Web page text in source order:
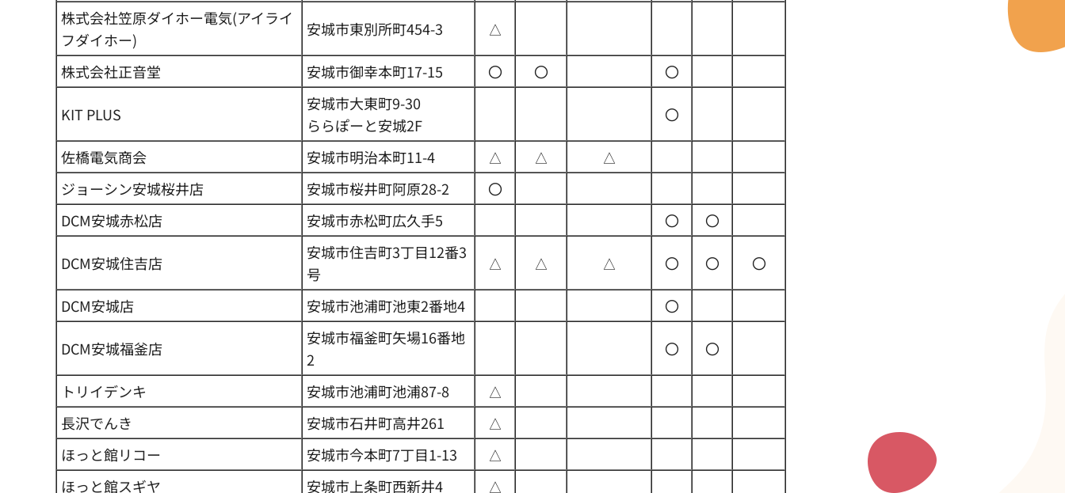
株式会社笠原ダイホー電気(アイライ
フダイホー)
安城市東別所町454-3 △
株式会社正音堂 安城市御幸本町17-15 〇 〇 〇
KIT PLUS
安城市大東町9-30
ららぽーと安城2F
〇
佐橋電気商会 安城市明治本町11-4 △ △
△
ジョーシン安城桜井店
安城市桜井町阿原28-2
〇
DCM安城赤松店
安城市赤松町広久手5 〇 〇
DCM安城住吉店
安城市住吉町3丁目12番3
号
△ △ △ 〇 〇 〇
DCM安城店 安城市池浦町池東2番地4 〇
DCM安城福釜店
安城市福釜町矢場16番地
2
〇 〇
トリイデンキ 安城市池浦町池浦87-8
△
長沢でんき
安城市石井町高井261
△
ほっと館リコー
安城市今本町7丁目1-13
△
ほっと館スギヤ
安城市上条町西新井4 △